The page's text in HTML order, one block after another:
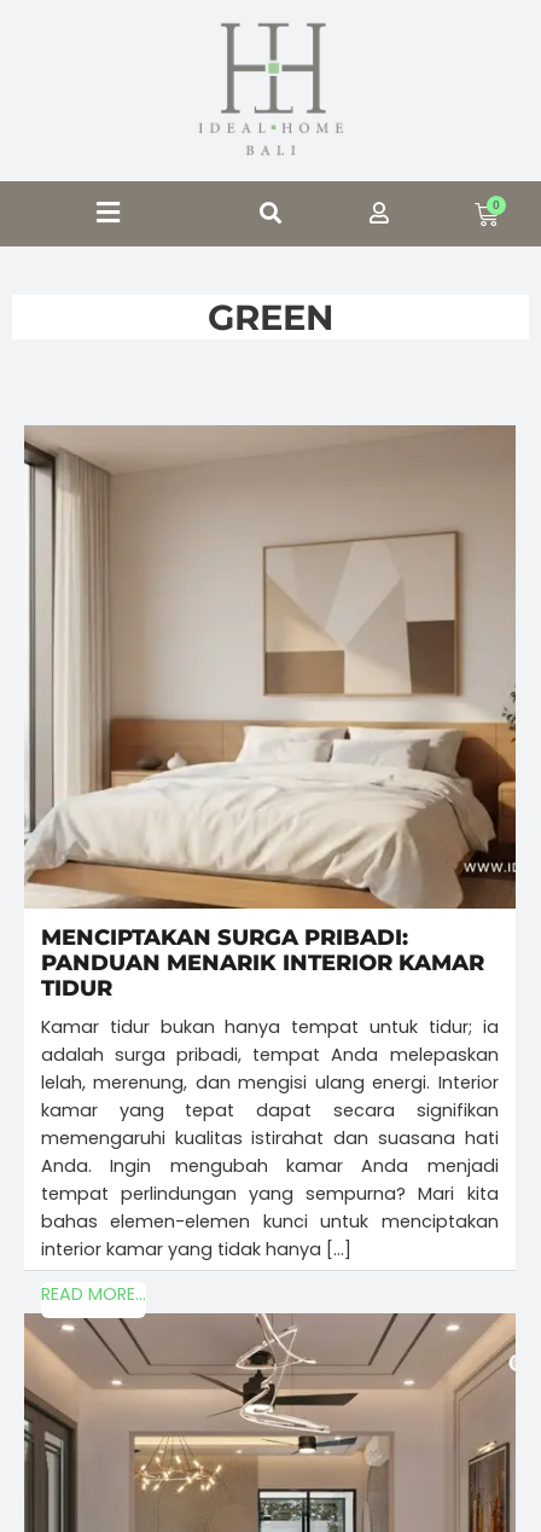
0
GREEN
MENCIPTAKAN SURGA PRIBADI:
PANDUAN MENARIK INTERIOR KAMAR
TIDUR
Kamar tidur bukan hanya tempat untuk tidur; ia
adalah surga pribadi, tempat Anda melepaskan
lelah, merenung, dan mengisi ulang energi. Interior
kamar yang tepat dapat secara signifikan
memengaruhi kualitas istirahat dan suasana hati
Anda. Ingin mengubah kamar Anda menjadi
tempat perlindungan yang sempurna? Mari kita
bahas elemen-elemen kunci untuk menciptakan
interior kamar yang tidak hanya […]
READ MORE...